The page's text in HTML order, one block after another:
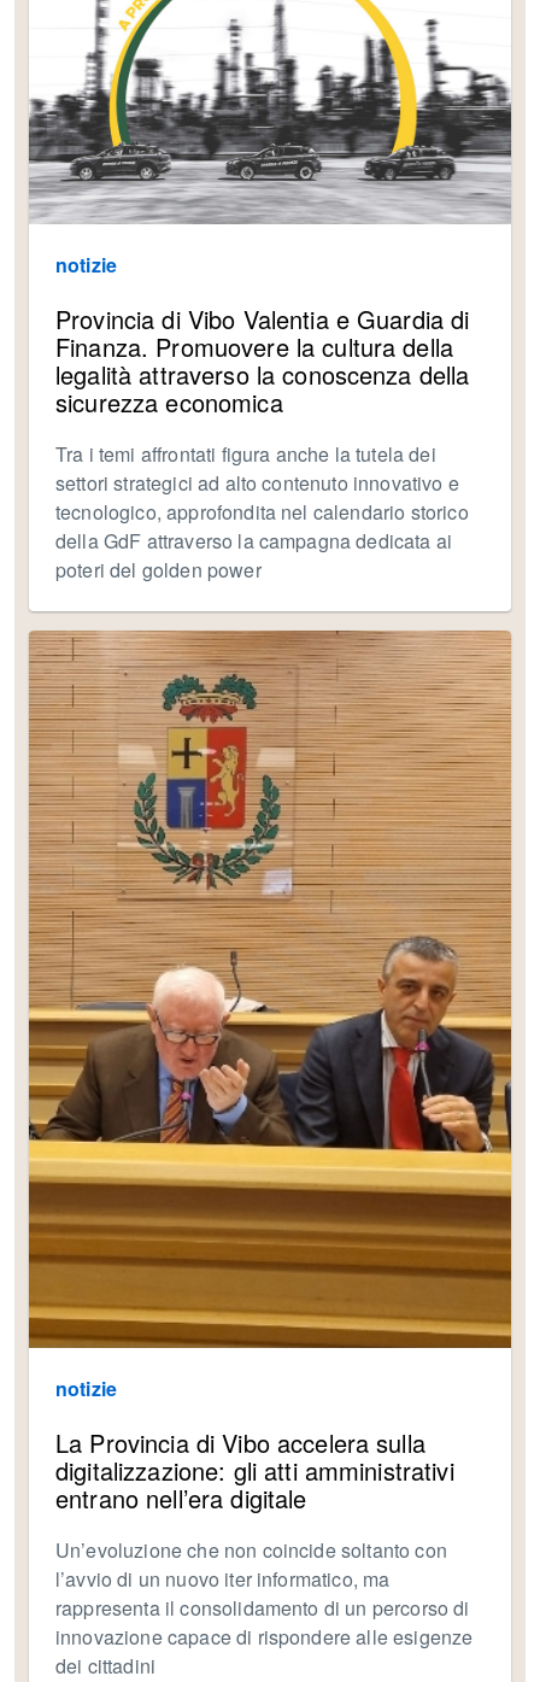
notizie
Provincia di Vibo Valentia e Guardia di
Finanza. Promuovere la cultura della
legalità attraverso la conoscenza della
sicurezza economica
Tra i temi affrontati figura anche la tutela dei
settori strategici ad alto contenuto innovativo e
tecnologico, approfondita nel calendario storico
della GdF attraverso la campagna dedicata ai
poteri del golden power
notizie
La Provincia di Vibo accelera sulla
digitalizzazione: gli atti amministrativi
entrano nell’era digitale
Un’evoluzione che non coincide soltanto con
l’avvio di un nuovo iter informatico, ma
rappresenta il consolidamento di un percorso di
innovazione capace di rispondere alle esigenze
dei cittadini